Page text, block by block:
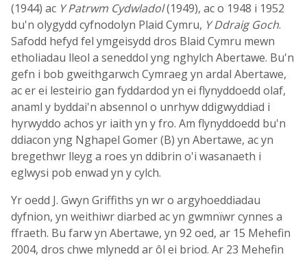
(1944) ac Y Patrwm Cydwladol(1949), ac o 1948 i 1952
bu'n olygydd cyfnodolyn Plaid Cymru, Y Ddraig Goch.
Safodd hefyd fel ymgeisydd dros Blaid Cymru mewn
etholiadau lleol a seneddol yng nghylch Abertawe. Bu'n
gefn i bob gweithgarwch Cymraeg yn ardal Abertawe,
ac er ei lesteirio gan fyddardod yn ei flynyddoedd olaf,
anaml y byddai'n absennol o unrhyw ddigwyddiad i
hyrwyddo achos yr iaith yn y fro. Am flynyddoedd bu'n
ddiacon yng Nghapel Gomer (B) yn Abertawe, ac yn
bregethwr lleyg a roes yn ddibrin o'i wasanaeth i
eglwysi pob enwad yn y cylch.
Yr oedd J. Gwyn Griffiths yn wr o argyhoeddiadau
dyfnion, yn weithiwr diarbed ac yn gwmnïwr cynnes a
ffraeth. Bu farw yn Abertawe, yn 92 oed, ar 15 Mehefin
2004, dros chwe mlynedd ar ôl ei briod. Ar 23 Mehefin